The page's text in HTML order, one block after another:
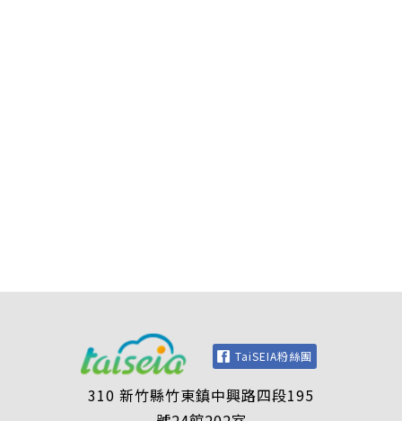
TaiSEIA粉絲團
310 新竹縣竹東鎮中興路四段195